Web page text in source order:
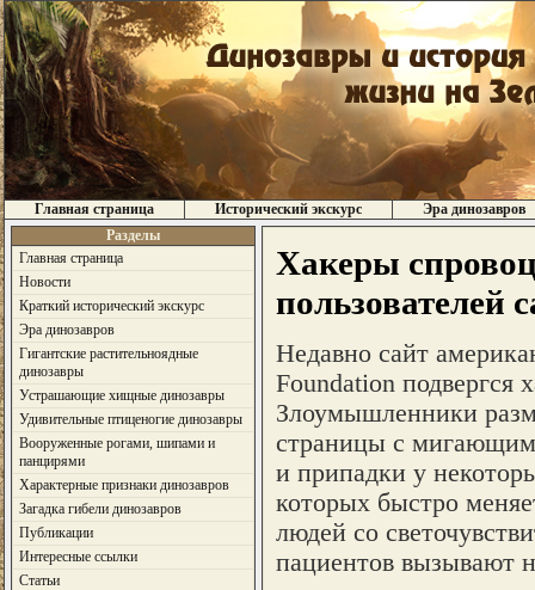
Главная страница Исторический экскурс
Эра динозавров
Разделы
Главная страница
Новости
Краткий исторический экскурс
Эра динозавров
Гигантские растительноядные
динозавры
Устрашающие хищные динозавры
Удивительные птиценогие динозавры
Вооруженные рогами, шипами и
панцирями
Характерные признаки динозавров
Загадка гибели динозавров
Публикации
Интересные ссылки
Статьи
Хакеры
пользователей
Недавно сайт
Foundation подвергся
Злоумышленники
страницы с
и припадки у
которых быстро
людей со
пациентов вызывают